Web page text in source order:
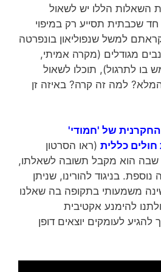
השאלות הללו יש לשאול
חד שכבתית תסייע רק במיפוי
למשל שנפוליאון בונפרטה
מגודלים (מקרה אמיתי,
לתרגול), תוכלו לשאול
למה זה קרה? באיזה זן
של 'חמודי'
כללית (ראו הסרטון
שבה הוא מקבל תשובה לשאלתו,
בניגוד להורינו, שניתן
משמעותי בתקופה בה שאלנו
להימנע אקטיבית
לעומקים יוצאים דופן